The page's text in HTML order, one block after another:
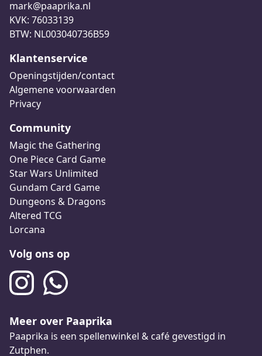
mark@paaprika.nl
KVK: 76033139
BTW: NL003040736B59
Klantenservice
Openingstijden/contact
Algemene voorwaarden
Privacy
Community
Magic the Gathering
One Piece Card Game
Star Wars Unlimited
Gundam Card Game
Dungeons & Dragons
Altered TCG
Lorcana
Volg ons op
Meer over Paaprika
Paaprika is een spellenwinkel & café gevestigd in
Zutphen.